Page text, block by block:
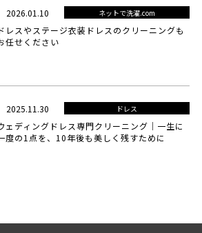
2026.01.10 ネットで洗濯.com
レスやステージ衣装ドレスのクリーニングも
任せください
2025.11.30 ドレス
ェディングドレス専門クリーニング｜一生に
度の1点を、10年後も美しく残すために